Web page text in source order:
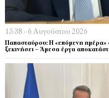
15:38 - 6 Αυγούστου 2026
Παπασταύρου: Η «επόμενη ημέρα»
ξεκινήσει – Άμεσα έργα